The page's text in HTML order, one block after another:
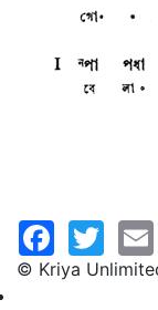
© Kriya